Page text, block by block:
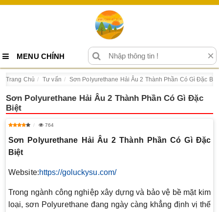
MENU CHÍNH ×
Trang Chủ Tư vấn Sơn Polyurethane Hải Âu 2 Thành Phần Có Gì Đặc
Sơn Polyurethane Hải Âu 2 Thành Phần Có Gì Đặc
Biệt
764
Sơn Polyurethane Hải Âu 2 Thành Phần Có Gì Đặc
Biệt
Website:https://goluckysu.com/
Trong ngành công nghiệp xây dựng và bảo vệ bề mặt kim
loại, sơn Polyurethane đang ngày càng khẳng định vị thế